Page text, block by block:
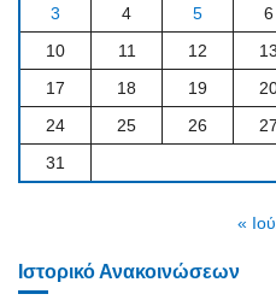
3
4 5 6
10
11 12 13
17
18 19
24
25 26 27
31
«
Ιστορικό Ανακοινώσεων